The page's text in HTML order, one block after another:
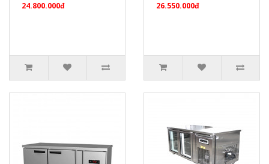
24.800.000đ 26.550.000đ